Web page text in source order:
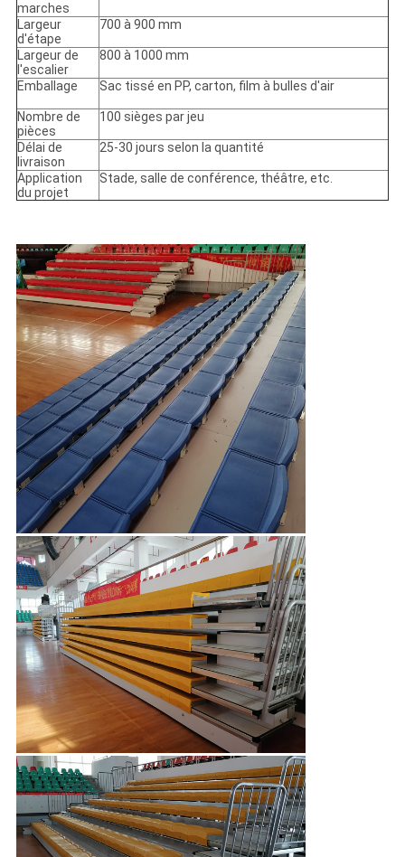
marches
Largeur
d'étape
700 à 900 mm
Largeur de
l'escalier
800 à 1000 mm
Emballage Sac tissé en PP, carton, film à bulles d'air
Nombre de
pièces
100 sièges par jeu
Délai de
livraison
25-30 jours selon la quantité
Application
du projet
Stade, salle de conférence, théâtre, etc.